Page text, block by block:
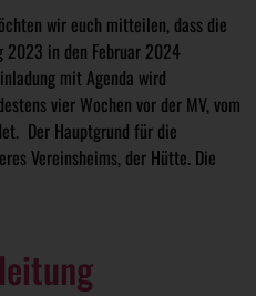
wir euch mitteilen, dass die
in den Februar 2024
mit Agenda wird
vier Wochen vor der MV, vom
Der Hauptgrund für die
Vereinsheims, der Hütte. Die